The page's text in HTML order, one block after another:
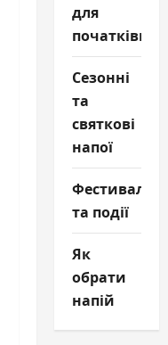
для
початківців
Сезонні
та
святкові
напої
Фестивалі
та події
Як
обрати
напій